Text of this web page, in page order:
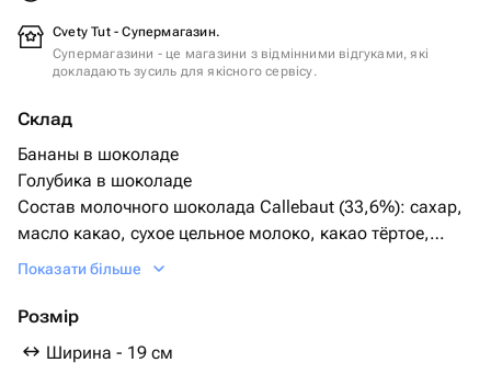
Cvety Tut - Супермагазин.
Супермагазини - це магазини з відмінними відгуками, які
докладають зусиль для якісного сервісу.
Склад
Бананы в шоколаде
Голубика в шоколаде
Состав молочного шоколада Callebaut (33,6%): сахар,
масло какао, сухое цельное молоко, какао тёртое,
эмульгатор — соевый лецитин, натуральный
Малина сублимированная
Показати більше
Розмір
Ширина - 19 см